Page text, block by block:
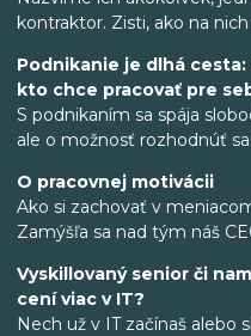
kontraktor. Zisti, ako na
Podnikanie je dlhá
kto chce pracovať pre
S podnikaním sa spája
ale o možnosť rozhodnúť
O pracovnej motivácii
Ako si zachovať v
Zamýšľa sa nad tým náš
Vyskillovaný senior či
cení viac v IT?
Nech už v IT začínaš alebo